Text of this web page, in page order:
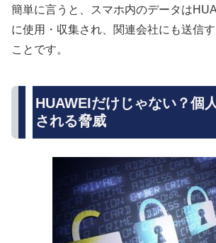
簡単に言うと、スマホ内のデータは
に使用・収集され、関連会社にも送信
ことです。
HUAWEIだけじゃない？個
される脅威